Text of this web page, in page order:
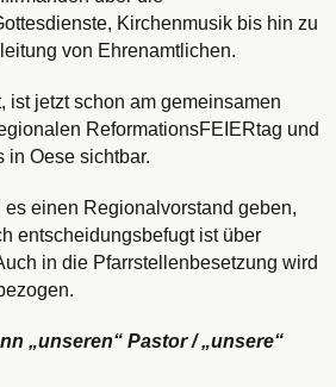
Kirchenmusik bis hin zu
von Ehrenamtlichen.
ist jetzt schon am gemeinsamen
ReformationsFEIERtag und
in Oese sichtbar.
einen Regionalvorstand geben,
entscheidungsbefugt ist über
in die Pfarrstellenbesetzung wird
„unseren“ Pastor / „unsere“